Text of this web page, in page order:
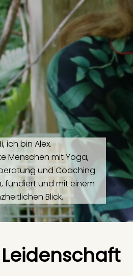
ich bin Alex.
Menschen mit Yoga,
und Coaching
fundiert und mit einem
Blick.